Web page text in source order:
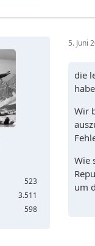
523
3.511
598
5. Juni
die
Wir
Wie
um